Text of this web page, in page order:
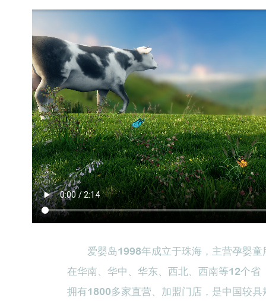
爱婴岛1998年成立于珠海，主营孕婴童
在华南、华中、华东、西北、西南等12个省
拥有1800多家直营、加盟门店，是中国较